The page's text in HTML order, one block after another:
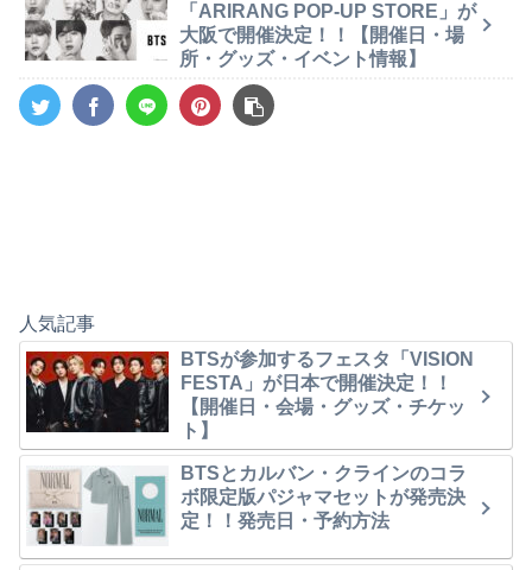
「ARIRANG POP-UP STORE」が
大阪で開催決定！！【開催日・場
所・グッズ・イベント情報】
人気記事
BTSが参加するフェスタ「VISION
FESTA」が日本で開催決定！！
【開催日・会場・グッズ・チケッ
ト】
BTSとカルバン・クラインのコラ
ボ限定版パジャマセットが発売決
定！！発売日・予約方法